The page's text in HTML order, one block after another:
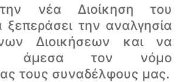
νέα Διοίκηση του
την αναλγησία
Διοικήσεων και να
άμεσα τον νόμο
τους συναδέλφους μας.